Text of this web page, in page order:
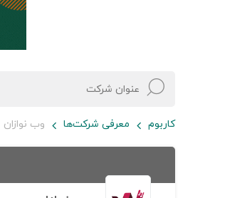
کاربوم معرفی شرکت‌ها وب نوازان